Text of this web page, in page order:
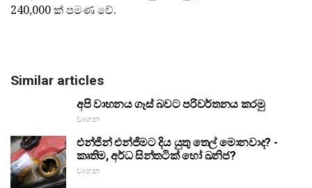
240,000 ක් පමණ වේ.
Similar articles
අපි වාහනය ගෑස් බවට පරිවර්තනය කරමු
වාහන
එන්ජින් එන්ජිමට දිය යුතු තෙල් මොනවාද? -
කෘතිම, අර්ධ සින්තටික් හෝ ඛනිජ?
වාහන